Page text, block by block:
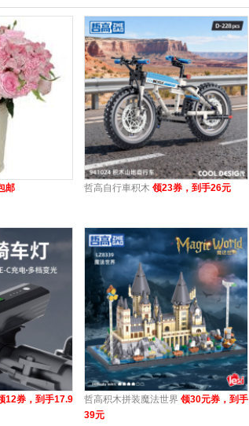
邮 哲高自行車积木 领23券，到手26元
12券，到手17.9
哲高积木拼装魔法世界 领30元券，到手
39元